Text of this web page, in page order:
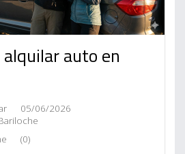
alquilar auto en
05/06/2026
(0)